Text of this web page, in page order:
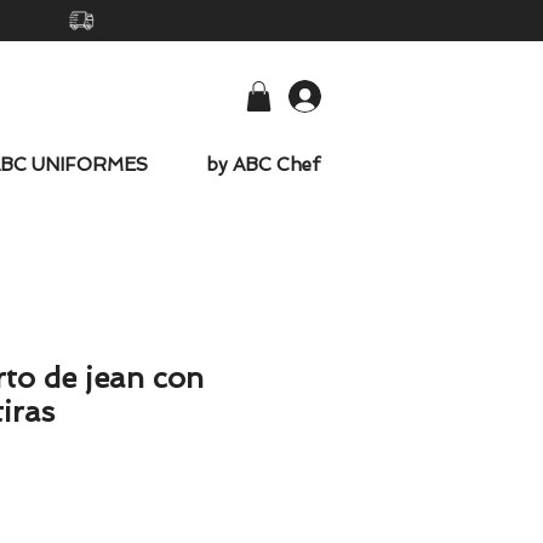
UNIFORMES by ABC Chef
de jean con